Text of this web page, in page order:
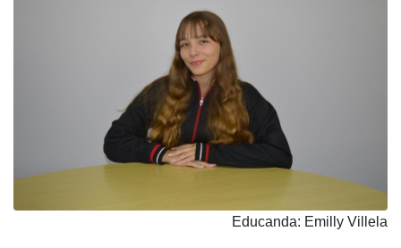
Educanda: Emilly Villela